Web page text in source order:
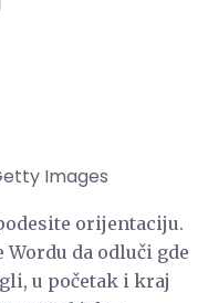
Images
orijentaciju.
Wordu da odluči gde
u početak i kraj